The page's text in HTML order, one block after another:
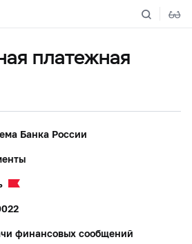
платежная
Банка России
финансовых сообщений